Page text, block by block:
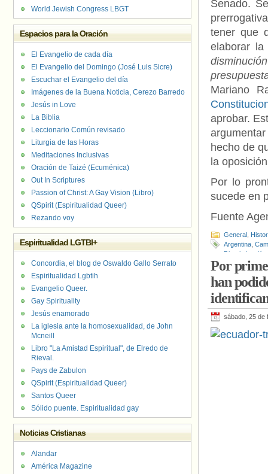
Senado.
tener que
elaborar
Mariano
aprobar.
hecho de
la
Por lo
sucede en
Fuente
General
Argentina
Discriminación
Cambrollé,
Portugal,PP,
Por
han
sábado, 25 de
World Jewish Congress LBGT
Espacios para la Oración
El Evangelio de cada día
El Evangelio del Domingo (José Luis Sicre)
Escuchar el Evangelio del día
Imágenes de la Buena Noticia, Cerezo Barredo
Jesús in Love
La Biblia
Leccionario Común revisado
Liturgia de las Horas
Meditaciones Inclusivas
Oración de Taizé (Ecuménica)
Out In Scriptures
Passion of Christ: A Gay Vision (Libro)
QSpirit (Espiritualidad Queer)
Rezando voy
Espiritualidad LGTBI+
Concordia, el blog de Oswaldo Gallo Serrato
Espiritualidad Lgbtih
Evangelio Queer.
Gay Spirituality
Jesús enamorado
La iglesia ante la homosexualidad, de John
Mcneill
Libro "La Amistad Espiritual", de Elredo de
Rieval.
Pays de Zabulon
QSpirit (Espiritualidad Queer)
Santos Queer
Sólido puente. Espiritualidad gay
Noticias Cristianas
Alandar
América Magazine